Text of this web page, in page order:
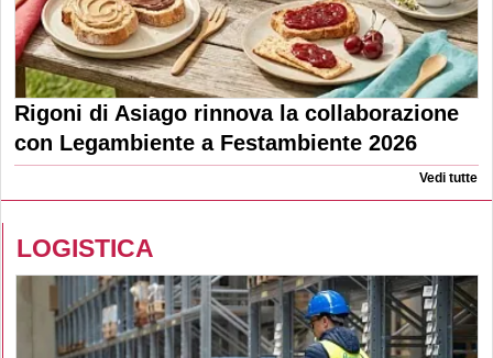
Rigoni di Asiago rinnova la collaborazione
con Legambiente a Festambiente 2026
Vedi tutte
LOGISTICA